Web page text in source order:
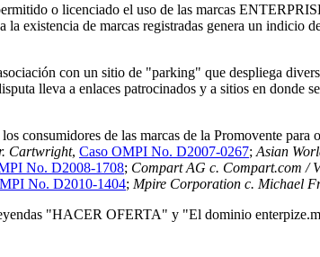
o licenciado el uso de las marcas
existencia de marcas registradas genera un indicio
con un sitio de "parking" que despliega
lleva a enlaces patrocinados y a sitios en donde
consumidores de las marcas de la Promovente para
Cartwright, Caso OMPI No. D2007-0267; Asian
No. D2008-1708; Compart AG c. Compart.com /
No. D2010-1404; Mpire Corporation c. Michael
"HACER OFERTA" y "El dominio